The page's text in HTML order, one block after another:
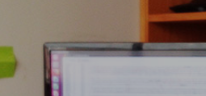
DOCENCIA Y FORMACIÓN CONTINUA
DIFUSIÓN Y VALORACIÓN CIUDADANA